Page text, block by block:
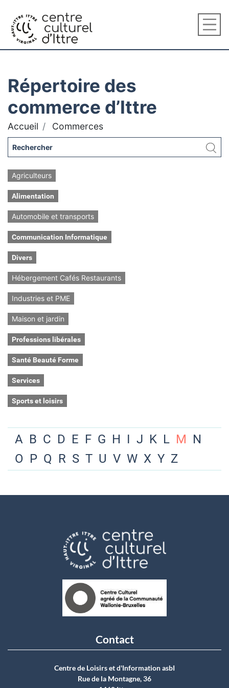
Répertoire des
commerce d’Ittre
Accueil Commerces
Agriculteurs
Alimentation
Automobile et transports
Communication Informatique
Divers
Hébergement Cafés Restaurants
Industries et PME
Maison et jardin
Professions libérales
Santé Beauté Forme
Services
Sports et loisirs
A B C D E F G H I J K L M N
O P Q R S T U V W X Y Z
Contact
Centre de Loisirs et d'Information asbI
Rue de la Montagne, 36